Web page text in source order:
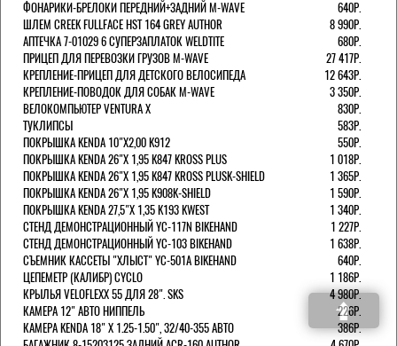
ФОНАРИКИ-БРЕЛОКИ ПЕРЕДНИЙ+ЗАДНИЙ M-WAVE
640Р.
ШЛЕМ CREEK FULLFACE HST 164 GREY AUTHOR
8 990Р.
АПТЕЧКА 7-01029 6 СУПЕРЗАПЛАТОК WELDTITE
680Р.
ПРИЦЕП ДЛЯ ПЕРЕВОЗКИ ГРУЗОВ M-WAVE
27 417Р.
КРЕПЛЕНИЕ-ПРИЦЕП ДЛЯ ДЕТСКОГО ВЕЛОСИПЕДА
12 643Р.
КРЕПЛЕНИЕ-ПОВОДОК ДЛЯ СОБАК M-WAVE
3 350Р.
ВЕЛОКОМПЬЮТЕР VENTURA Х
830Р.
ТУКЛИПСЫ
583Р.
ПОКРЫШКА KENDA 10"Х2,00 K912
550Р.
ПОКРЫШКА KENDA 26"Х 1,95 K847 KROSS PLUS
1 018Р.
ПОКРЫШКА KENDA 26"Х 1,95 K847 KROSS PLUSK-SHIELD
1 365Р.
ПОКРЫШКА KENDA 26"Х 1,95 K908K-SHIELD
1 590Р.
ПОКРЫШКА KENDA 27,5"Х 1,35 K193 KWEST
1 340Р.
СТЕНД ДЕМОНСТРАЦИОННЫЙ YC-117N BIKEHAND
1 227Р.
СТЕНД ДЕМОНСТРАЦИОННЫЙ YC-103 BIKEHAND
1 638Р.
СЪЕМНИК КАССЕТЫ "ХЛЫСТ" YC-501A BIKEHAND
640Р.
ЦЕПЕМЕТР (КАЛИБР) CYCLO
1 186Р.
КРЫЛЬЯ VELOFLEXX 55 ДЛЯ 28". SKS
4 980Р.
КАМЕРА 12" АВТО НИППЕЛЬ
226Р.
КАМЕРА KENDA 18" Х 1.25-1.50", 32/40-355 АВТО
386Р.